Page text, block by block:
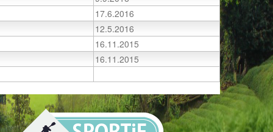
17.6.2016
12.5.2016
16.11.2015
16.11.2015